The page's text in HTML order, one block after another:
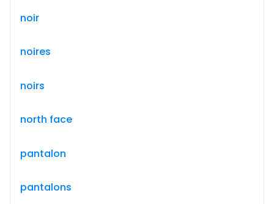
noir
noires
noirs
north face
pantalon
pantalons